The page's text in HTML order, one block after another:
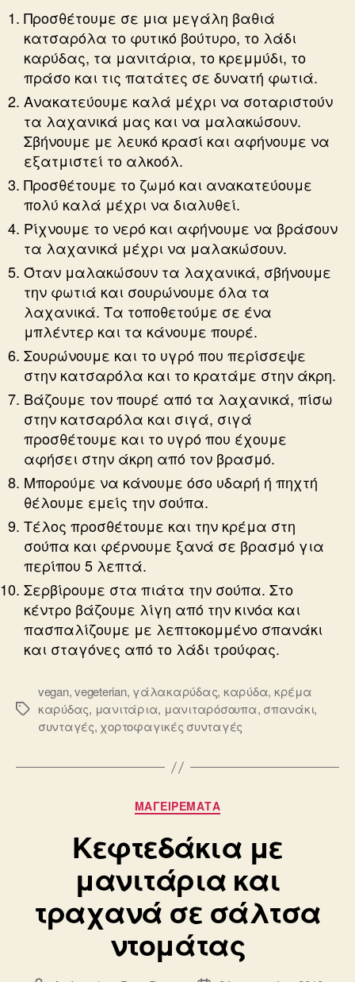
Προσθέτουμε σε μια μεγάλη βαθιά
κατσαρόλα το φυτικό βούτυρο, το λάδι
καρύδας, τα μανιτάρια, το κρεμμύδι, το
πράσο και τις πατάτες σε δυνατή φωτιά.
Ανακατεύουμε καλά μέχρι να σοταριστούν
τα λαχανικά μας και να μαλακώσουν.
Σβήνουμε με λευκό κρασί και αφήνουμε να
εξατμιστεί το αλκοόλ.
Προσθέτουμε το ζωμό και ανακατεύουμε
πολύ καλά μέχρι να διαλυθεί.
Ρίχνουμε το νερό και αφήνουμε να βράσουν
τα λαχανικά μέχρι να μαλακώσουν.
Όταν μαλακώσουν τα λαχανικά, σβήνουμε
την φωτιά και σουρώνουμε όλα τα
λαχανικά. Τα τοποθετούμε σε ένα
μπλέντερ και τα κάνουμε πουρέ.
Σουρώνουμε και το υγρό που περίσσεψε
στην κατσαρόλα και το κρατάμε στην άκρη.
Βάζουμε τον πουρέ από τα λαχανικά, πίσω
στην κατσαρόλα και σιγά, σιγά
προσθέτουμε και το υγρό που έχουμε
αφήσει στην άκρη από τον βρασμό.
Μπορούμε να κάνουμε όσο υδαρή ή πηχτή
θέλουμε εμείς την σούπα.
Τέλος προσθέτουμε και την κρέμα στη
σούπα και φέρνουμε ξανά σε βρασμό για
περίπου 5 λεπτά.
Σερβίρουμε στα πιάτα την σούπα. Στο
κέντρο βάζουμε λίγη από την κινόα και
πασπαλίζουμε με λεπτοκομμένο σπανάκι
και σταγόνες από το λάδι τρούφας.
Ετικέτες
vegan,vegeterian, γάλακαρύδας, καρύδα, κρέμα
καρύδας, μανιτάρια, μανιταρόσουπα, σπανάκι,
συνταγές, χορτοφαγικές συνταγές
Κατηγορίες
ΜΑΓΕΙΡΕΜΑΤΑ
Κεφτεδάκια με
μανιτάρια και
τραχανά σε σάλτσα
ντομάτας